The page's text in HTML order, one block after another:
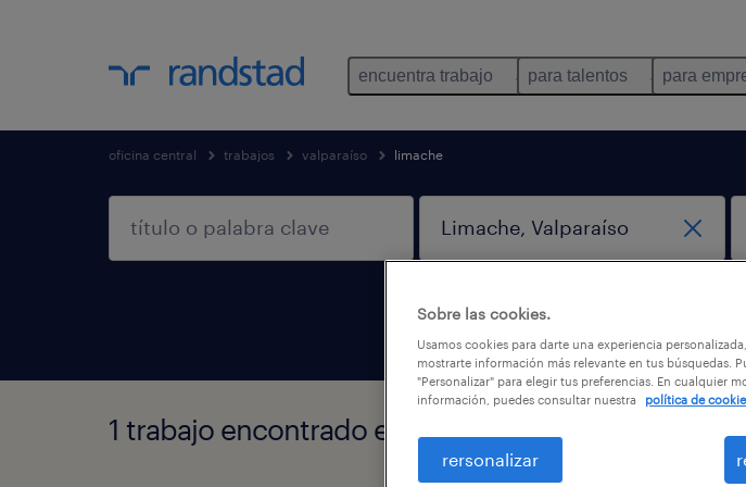
encuentra trabajo para talentos para
oficina central trabajos valparaíso limache
1 trabajo encontrado en Limache, Valparaíso
Sobre las cookies.
Usamos cookies para darte una experiencia
mostrarte información más relevante en tus búsquedas.
"Personalizar" para elegir tus preferencias. En cualquier
información, puedes consultar nuestra
política de
rersonalizar